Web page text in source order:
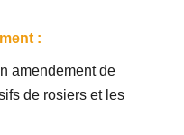
:
amendement de
de rosiers et les